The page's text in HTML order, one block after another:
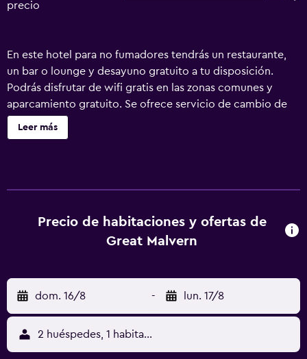
precio
En este hotel para no fumadores tendrás un restaurante,
un bar o lounge y desayuno gratuito a tu disposición.
Podrás disfrutar de wifi gratis en las zonas comunes y
aparcamiento gratuito. Se ofrece servicio de cambio de
toallas a petición. Great Malvern Hotel ofrece 15
alojamientos con caja fuerte y botella de agua gratuita.
canales por satélite y Netflix. Los baños están equipados
con artículos de higiene personal gratuitos y secador de
planchar con plancha y cortinas opacas. Es posible
solicitar cambio de toallas y cambio de sábanas. Se ofrece
servicio de limpieza todos los días.
Leer más
Precio de habitaciones y ofertas de
Great Malvern
dom. 16/8 - lun. 17/8
2 huéspedes, 1 habitación